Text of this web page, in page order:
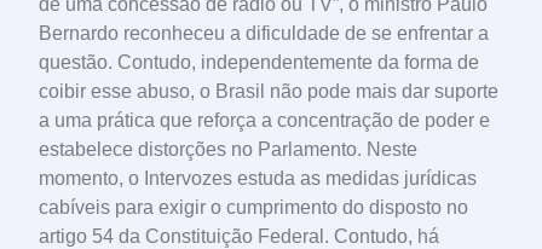
de uma concessão de rádio ou TV”, o ministro Paulo
Bernardo reconheceu a dificuldade de se enfrentar a
questão. Contudo, independentemente da forma de
coibir esse abuso, o Brasil não pode mais dar suporte
a uma prática que reforça a concentração de poder e
estabelece distorções no Parlamento. Neste
momento, o Intervozes estuda as medidas jurídicas
cabíveis para exigir o cumprimento do disposto no
artigo 54 da Constituição Federal. Contudo, há